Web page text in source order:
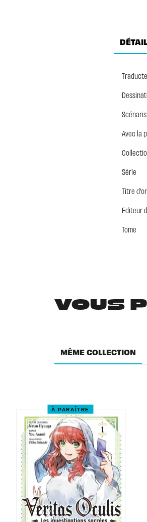
Avec la
Série
Titre
Editeur
Tome
VOUS
MÊME COLLECTION
À PARAÎTRE